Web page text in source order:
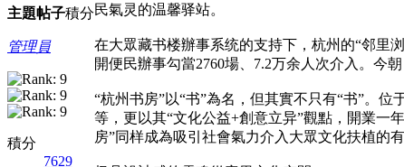
主題帖子積分
管理員
積分
7629
民氣灵的温馨驿站。
在大眾藏书楼辦事系统的支持下，杭州的“邻里
開便民辦事勾當2760場、7.2万余人次介入。今
“杭州书房”以“书”為名，但其實不只有“书”。
等，更以其“文化公益+創意立异”觀點，開業一
房”同样成為吸引社會氣力介入大眾文化扶植的有